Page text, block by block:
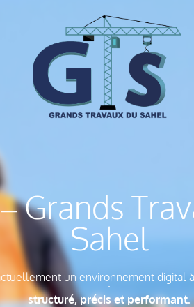
Grands
Sahel
un environnement digital
:
structuré, précis et performant.